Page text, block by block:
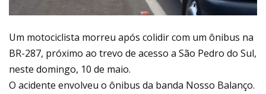
Um motociclista morreu após colidir com um ônibus na
BR-287, próximo ao trevo de acesso a São Pedro do Sul,
neste domingo, 10 de maio.
O acidente envolveu o ônibus da banda Nosso Balanço.